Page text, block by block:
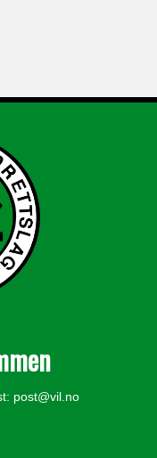
post@vil.no